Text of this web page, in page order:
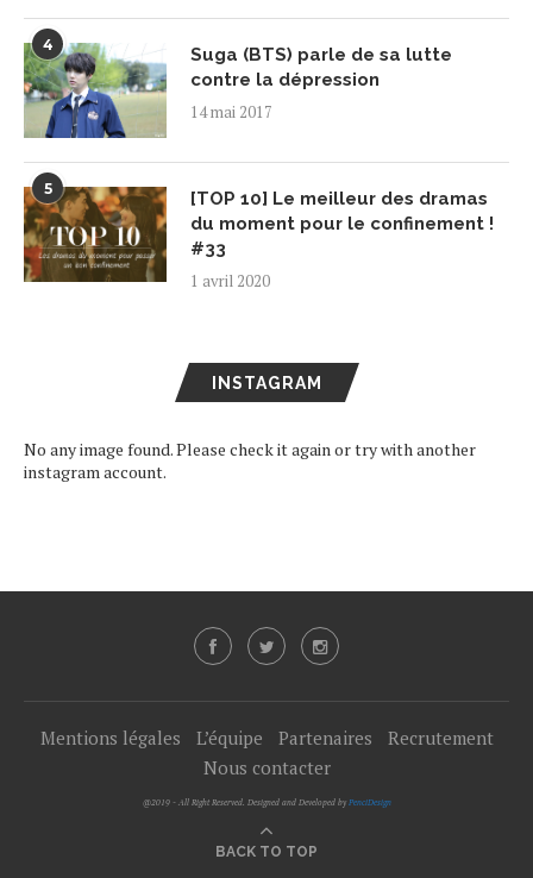
4
Suga (BTS) parle de sa lutte
contre la dépression
14 mai 2017
5
[TOP 10] Le meilleur des dramas
du moment pour le confinement !
#33
1 avril 2020
INSTAGRAM
No any image found. Please check it again or try with another
instagram account.
Mentions légales L’équipe Partenaires
Recrutement
Nous contacter
@2019 - All Right Reserved. Designed and Developed by PenciDesign
BACK TO TOP